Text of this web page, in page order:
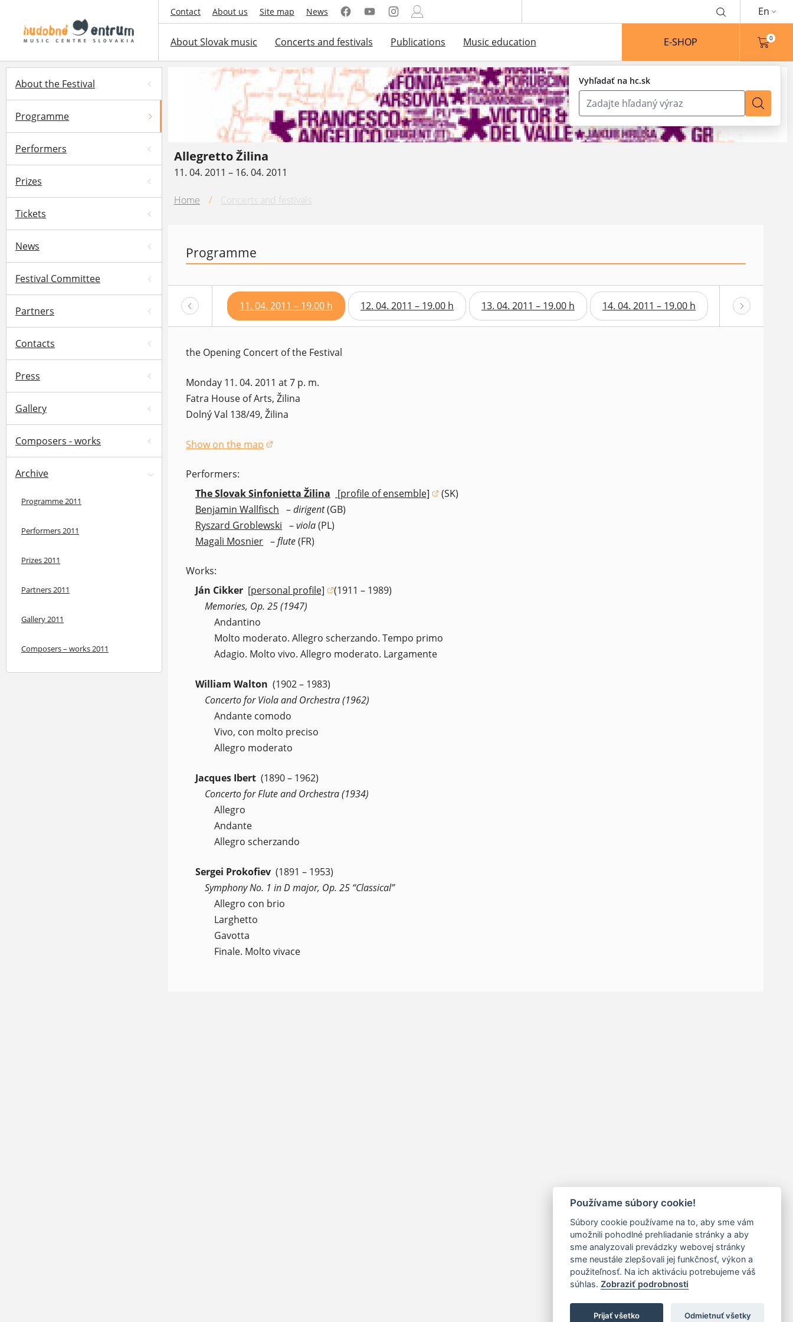
Contact About us Site map News
Vyhľadať na hc.sk
En
About Slovak music Concerts and festivals Publications Music education E-SHOP 0
About the Festival
Programme
Performers
Prizes
Tickets
News
Festival Committee
Partners
Contacts
Press
Gallery
Composers - works
Archive
Programme 2011
Performers 2011
Prizes 2011
Partners 2011
Gallery 2011
Composers – works 2011
Allegretto Žilina
11. 04. 2011 – 16. 04. 2011
Home / Concerts and festivals
Programme
11. 04. 2011 – 19.00 h 12. 04. 2011 – 19.00 h 13. 04. 2011 – 19.00 h 14. 04. 2011 – 19.00 h 15. 04. 2011 –
the Opening Concert of the Festival
Monday 11. 04. 2011 at 7 p. m.
Fatra House of Arts, Žilina
Dolný Val 138/49, Žilina
Show on the map
(opens in a new window)
Performers:
The Slovak Sinfonietta Žilina
[profile of ensemble]
(opens in a new window)
(SK)
Benjamin Wallfisch –dirigent(GB)
Ryszard Groblewski –viola(PL)
Magali Mosnier –flute(FR)
Works:
Ján Cikker [personal profile]
(opens in a new window)
(1911 – 1989)
Memories, Op. 25 (1947)
Andantino
Molto moderato. Allegro scherzando. Tempo primo
Adagio. Molto vivo. Allegro moderato. Largamente
William Walton (1902 – 1983)
Concerto for Viola and Orchestra (1962)
Andante comodo
Vivo, con molto preciso
Allegro moderato
Jacques Ibert (1890 – 1962)
Concerto for Flute and Orchestra (1934)
Allegro
Andante
Allegro scherzando
Sergei Prokofiev (1891 – 1953)
Symphony No. 1 in D major, Op. 25 “Classical”
Allegro con brio
Larghetto
Gavotta
Finale. Molto vivace
Používame súbory cookie!
Súbory cookie používame na to, aby sme vám
umožnili pohodlné prehliadanie stránky a aby
sme analyzovali prevádzky webovej stránky
sme neustále zlepšovali jej funkčnosť, výkon a
použiteľnosť. Na ich aktiváciu potrebujeme váš
súhlas. Zobraziť podrobnosti
Prijať všetko Odmietnuť všetky